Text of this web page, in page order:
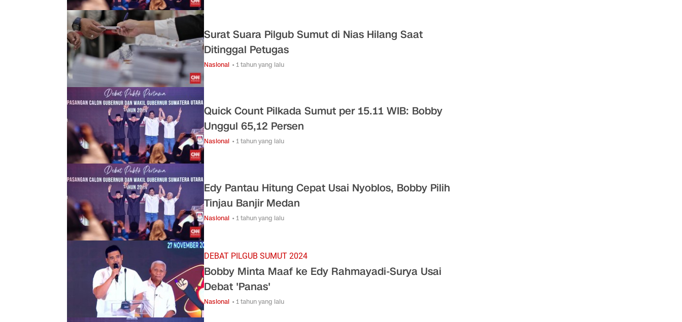
Surat Suara Pilgub Sumut di Nias Hilang Saat
Ditinggal Petugas
Nasional • 1 tahun yang lalu
Quick Count Pilkada Sumut per 15.11 WIB: Bobby
Unggul 65,12 Persen
Nasional • 1 tahun yang lalu
Edy Pantau Hitung Cepat Usai Nyoblos, Bobby Pilih
Tinjau Banjir Medan
Nasional • 1 tahun yang lalu
DEBAT PILGUB SUMUT 2024
Bobby Minta Maaf ke Edy Rahmayadi-Surya Usai
Debat 'Panas'
Nasional • 1 tahun yang lalu